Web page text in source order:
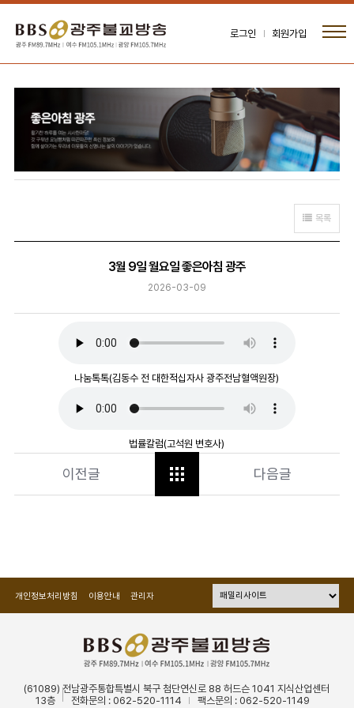
로그인 회원가입
목록
3월 9일 월요일 좋은아침 광주
2026-03-09
나눔톡톡(김동수 전 대한적십자사 광주전남혈액원장)
법률칼럼(고석원 변호사)
이전글 다음글
개인정보처리방침 이용안내 관리자
(61089) 전남광주통합특별시 북구 첨단연신로 88 허드슨 1041 지식산업센터
13층
전화문의 : 062-520-1114 팩스문의 : 062-520-1149